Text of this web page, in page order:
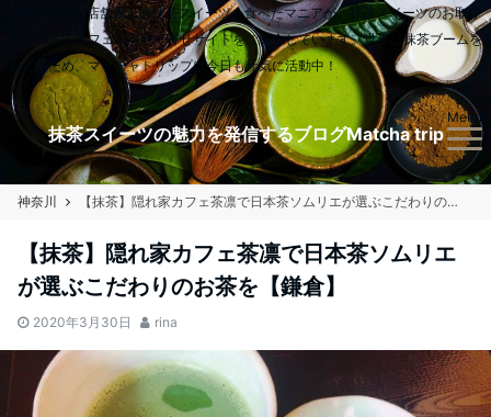
日本全国900店舗以上の抹茶スイーツを食べたマニアが、抹茶スイーツのお取り
扱いのあるカフェやお取り寄せサイトをご紹介しています。世界に抹茶ブームを
起こすため、マッチャトリップは今日も元気に活動中！
抹茶スイーツの魅力を発信するブログMatcha trip
Menu
神奈川 【抹茶】隠れ家カフェ茶凛で日本茶ソムリエが選ぶこだわりのお茶を【鎌倉】
【抹茶】隠れ家カフェ茶凛で日本茶ソムリエ
が選ぶこだわりのお茶を【鎌倉】
2020年3月30日 rina